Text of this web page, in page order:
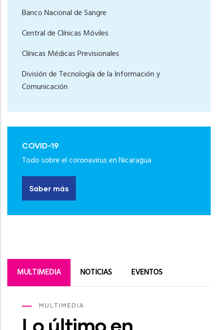
Banco Nacional de Sangre
Central de Clínicas Móviles
Clínicas Médicas Previsionales
División de Tecnología de la Información y
Comunicación
COVID-19
Todo sobre el coronavirus en Nicaragua
Saber más
MULTIMEDIA NOTICIAS EVENTOS
MULTIMEDIA
Lo último en